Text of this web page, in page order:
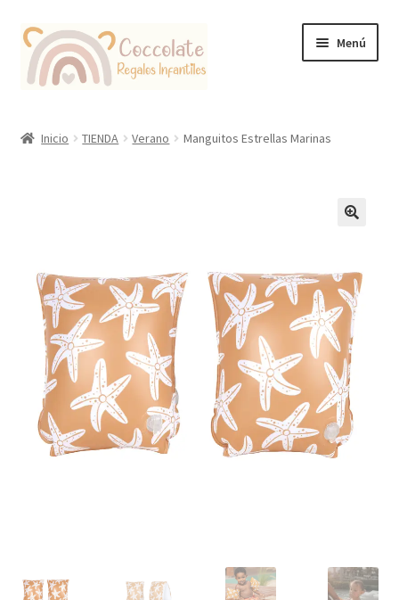
Ir
la
Ir
contenido
Menú
Inicio TIENDA Verano Manguitos Estrellas Marinas